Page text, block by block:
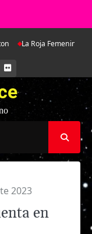
Sub-17
FLICKR
2023
en